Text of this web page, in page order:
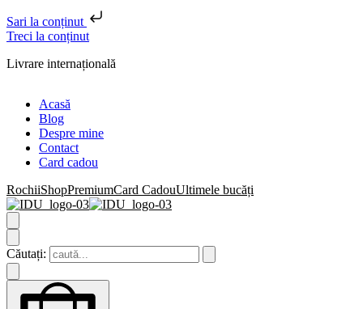
Sari la conținut
Treci la conținut
Livrare internațională
Acasă
Blog
Despre mine
Contact
Card cadou
RochiiShopPremiumCard CadouUltimele bucăți
Căutați: